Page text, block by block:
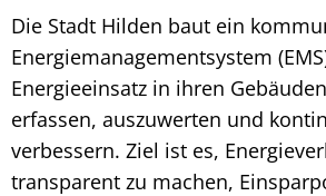
Die Stadt Hilden baut ein
Energiemanagementsystem
Energieeinsatz in ihren
erfassen, auszuwerten und
verbessern. Ziel ist es,
transparent zu machen,